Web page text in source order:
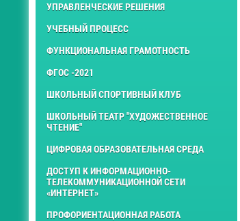
УПРАВЛЕНЧЕСКИЕ РЕШЕНИЯ
УЧЕБНЫЙ ПРОЦЕСС
ФУНКЦИОНАЛЬНАЯ ГРАМОТНОСТЬ
ФГОС -2021
ШКОЛЬНЫЙ СПОРТИВНЫЙ КЛУБ
ШКОЛЬНЫЙ ТЕАТР "ХУДОЖЕСТВЕННОЕ
ЧТЕНИЕ"
ЦИФРОВАЯ ОБРАЗОВАТЕЛЬНАЯ СРЕДА
ДОСТУП К ИНФОРМАЦИОННО-
ТЕЛЕКОММУНИКАЦИОННОЙ СЕТИ
«ИНТЕРНЕТ»
ПРОФОРИЕНТАЦИОННАЯ РАБОТА